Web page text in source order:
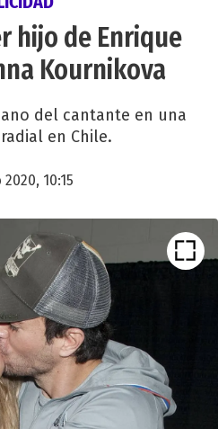
hijo de Enrique
Kournikova
del cantante en una
en Chile.
10:15